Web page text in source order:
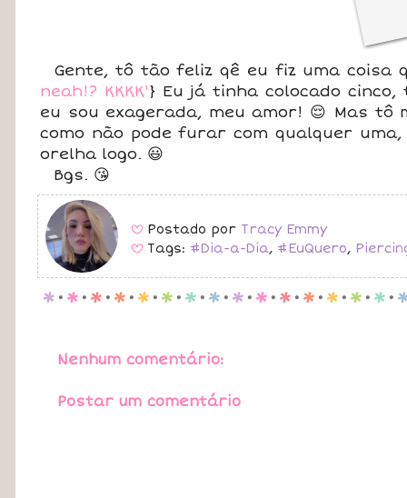
Gente, tô tão feliz qê eu fiz uma coisa
neah!? KKKK'} Eu já tinha colocado
eu sou exagerada, meu amor! 😌 Mas
como não pode furar com qualquer
orelha logo. 😃
Bgs. 😘
B Postado por Tracy Emmy
B Tags: #Dia-a-Dia, #EuQuero,
p . p . p . p . p . p . p . p . p . p . p . p . p . p . p .
Nenhum comentário:
Postar um comentário